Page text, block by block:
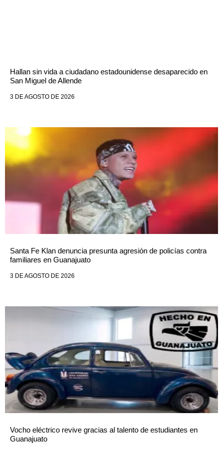
Hallan sin vida a ciudadano estadounidense desaparecido en
San Miguel de Allende
3 DE AGOSTO DE 2026
Santa Fe Klan denuncia presunta agresión de policías contra
familiares en Guanajuato
3 DE AGOSTO DE 2026
Vocho eléctrico revive gracias al talento de estudiantes en
Guanajuato